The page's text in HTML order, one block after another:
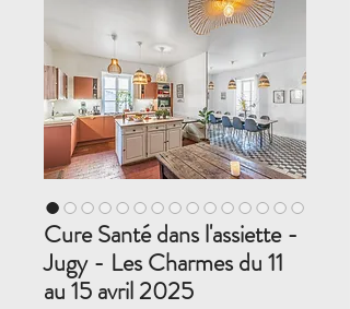
Cure Santé dans l'assiette -
Jugy - Les Charmes du 11
au 15 avril 2025